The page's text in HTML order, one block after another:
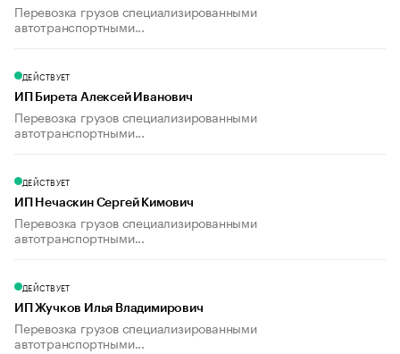
Перевозка грузов специализированными
автотранспортными...
ДЕЙСТВУЕТ
ИП Бирета Алексей Иванович
Перевозка грузов специализированными
автотранспортными...
ДЕЙСТВУЕТ
ИП Нечаскин Сергей Кимович
Перевозка грузов специализированными
автотранспортными...
ДЕЙСТВУЕТ
ИП Жучков Илья Владимирович
Перевозка грузов специализированными
автотранспортными...